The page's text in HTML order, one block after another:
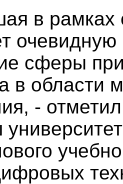
в рамках
сферы
в области
-